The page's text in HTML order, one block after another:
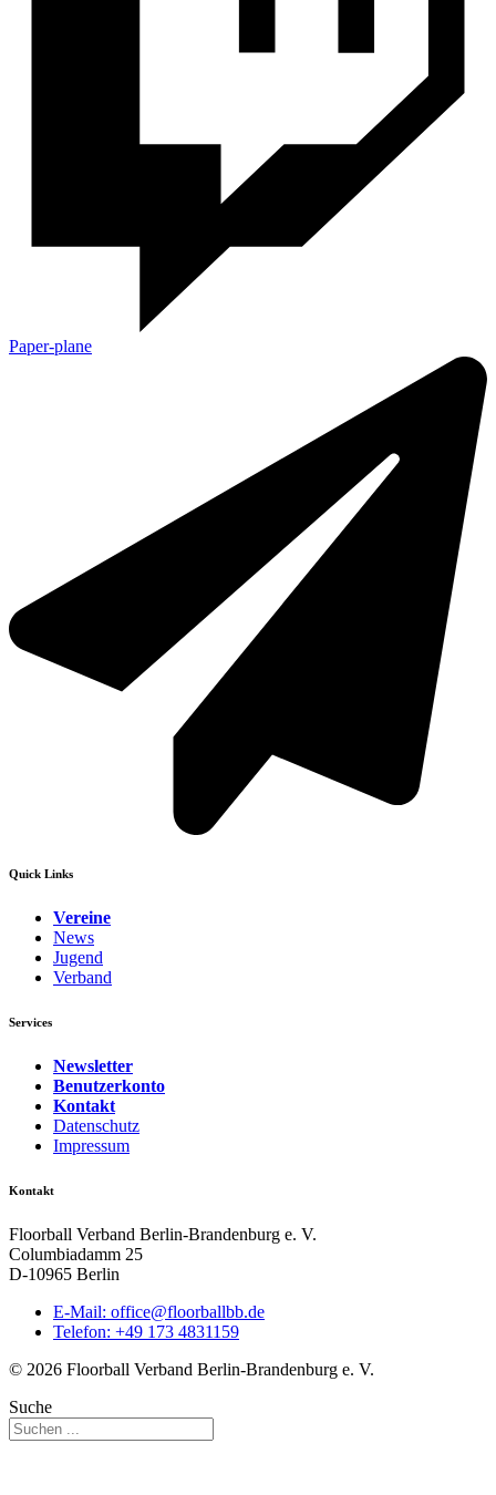
Paper-plane
Quick Links
Vereine
News
Jugend
Verband
Services
Newsletter
Benutzerkonto
Kontakt
Datenschutz
Impressum
Kontakt
Floorball Verband Berlin-Brandenburg e. V.
Columbiadamm 25
D-10965 Berlin
E-Mail: ed.bbllabroolf@eciffo
Telefon: +49 173 4831159
© 2026 Floorball Verband Berlin-Brandenburg e. V.
Suche